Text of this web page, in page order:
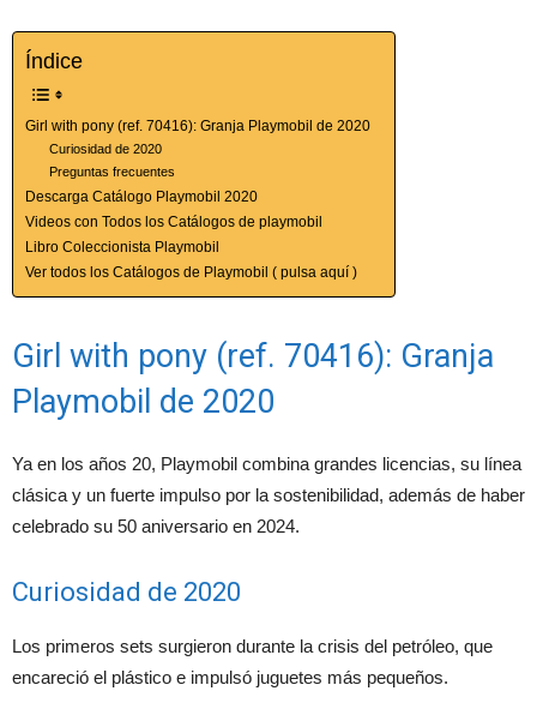
Índice
Girl with pony (ref. 70416): Granja Playmobil de 2020
Curiosidad de 2020
Preguntas frecuentes
Descarga Catálogo Playmobil 2020
Videos con Todos los Catálogos de playmobil
Libro Coleccionista Playmobil
Ver todos los Catálogos de Playmobil ( pulsa aquí )
Girl with pony (ref. 70416): Granja
Playmobil de 2020
Ya en los años 20, Playmobil combina grandes licencias, su línea
clásica y un fuerte impulso por la sostenibilidad, además de haber
celebrado su 50 aniversario en 2024.
Curiosidad de 2020
Los primeros sets surgieron durante la crisis del petróleo, que
encareció el plástico e impulsó juguetes más pequeños.